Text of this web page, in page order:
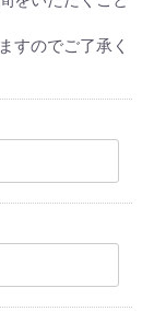
すのでご了承く